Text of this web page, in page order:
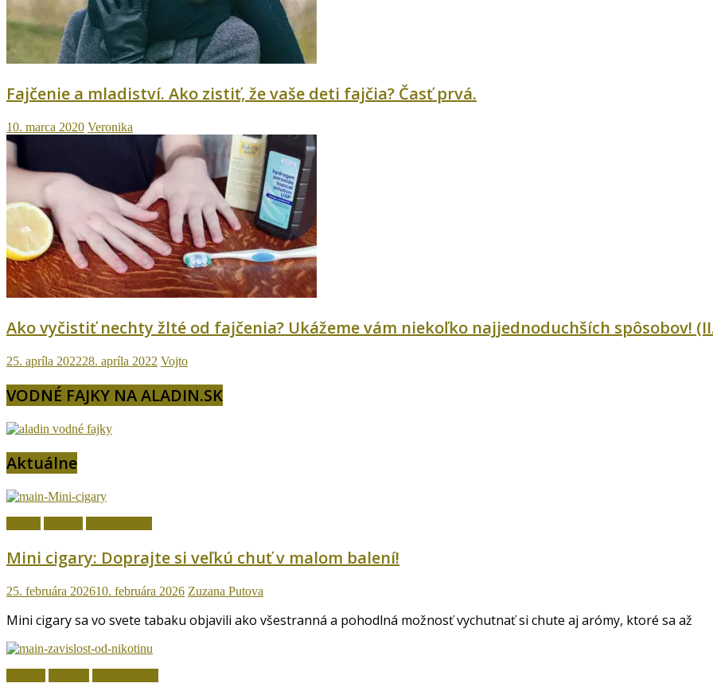
Fajčenie a mladiství. Ako zistiť, že vaše deti fajčia? Časť prvá.
10. marca 2020 Veronika
Ako vyčistiť nechty žlté od fajčenia? Ukážeme vám niekoľko najjednoduchších spôsobov!
25. apríla 202228. apríla 2022 Vojto
VODNÉ FAJKY NA ALADIN.SK
Aktuálne
Mini cigary: Doprajte si veľkú chuť v malom balení!
25. februára 202610. februára 2026 Zuzana Putova
Mini cigary sa vo svete tabaku objavili ako všestranná a pohodlná možnosť vychutnať si chute aj arómy, ktoré sa až